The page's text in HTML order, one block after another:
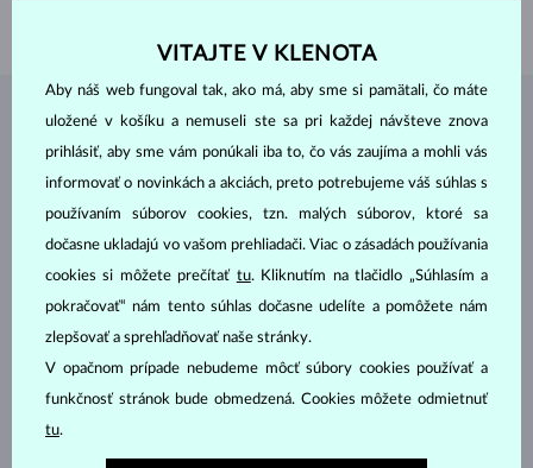
ŠPERKY ZATELIÉRU KLENOTA
VITAJTE V KLENOTA
Aby náš web fungoval tak, ako má, aby sme si pamätali, čo máte
uložené v košíku a nemuseli ste sa pri každej návšteve znova
prihlásiť, aby sme vám ponúkali iba to, čo vás zaujíma a mohli vás
informovať o novinkách a akciách, preto potrebujeme váš súhlas s
používaním súborov cookies, tzn. malých súborov, ktoré sa
dočasne ukladajú vo vašom prehliadači. Viac o zásadách používania
cookies si môžete prečítať tu. Kliknutím na tlačidlo „Súhlasím a
pokračovať“ nám tento súhlas dočasne udelíte a pomôžete nám
zlepšovať a sprehľadňovať naše stránky.
V opačnom prípade nebudeme môcť súbory cookies používať a
funkčnosť stránok bude obmedzená. Cookies môžete odmietnuť
tu.